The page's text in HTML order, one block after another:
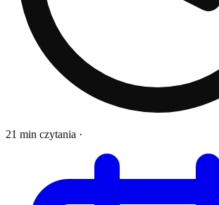
21 min czytania ·